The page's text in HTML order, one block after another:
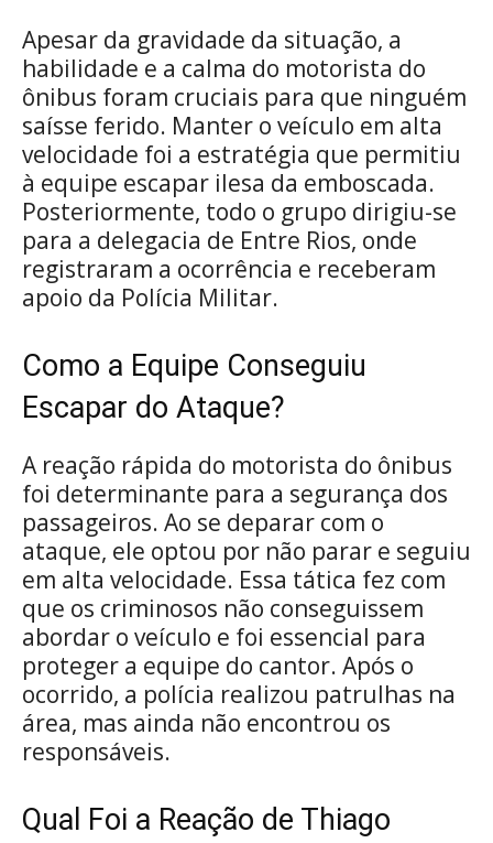
Apesar da gravidade da situação, a
habilidade e a calma do motorista do
ônibus foram cruciais para que ninguém
saísse ferido. Manter o veículo em alta
velocidade foi a estratégia que permitiu
à equipe escapar ilesa da emboscada.
Posteriormente, todo o grupo dirigiu-se
para a delegacia de Entre Rios, onde
registraram a ocorrência e receberam
apoio da Polícia Militar.
Como a Equipe Conseguiu
Escapar do Ataque?
A reação rápida do motorista do ônibus
foi determinante para a segurança dos
passageiros. Ao se deparar com o
ataque, ele optou por não parar e seguiu
em alta velocidade. Essa tática fez com
que os criminosos não conseguissem
abordar o veículo e foi essencial para
proteger a equipe do cantor. Após o
ocorrido, a polícia realizou patrulhas na
área, mas ainda não encontrou os
responsáveis.
Qual Foi a Reação de Thiago